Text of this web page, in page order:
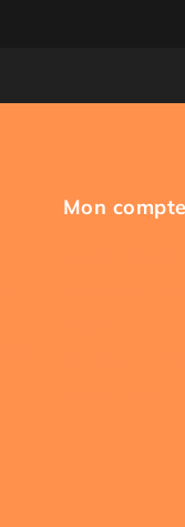
Mon compte